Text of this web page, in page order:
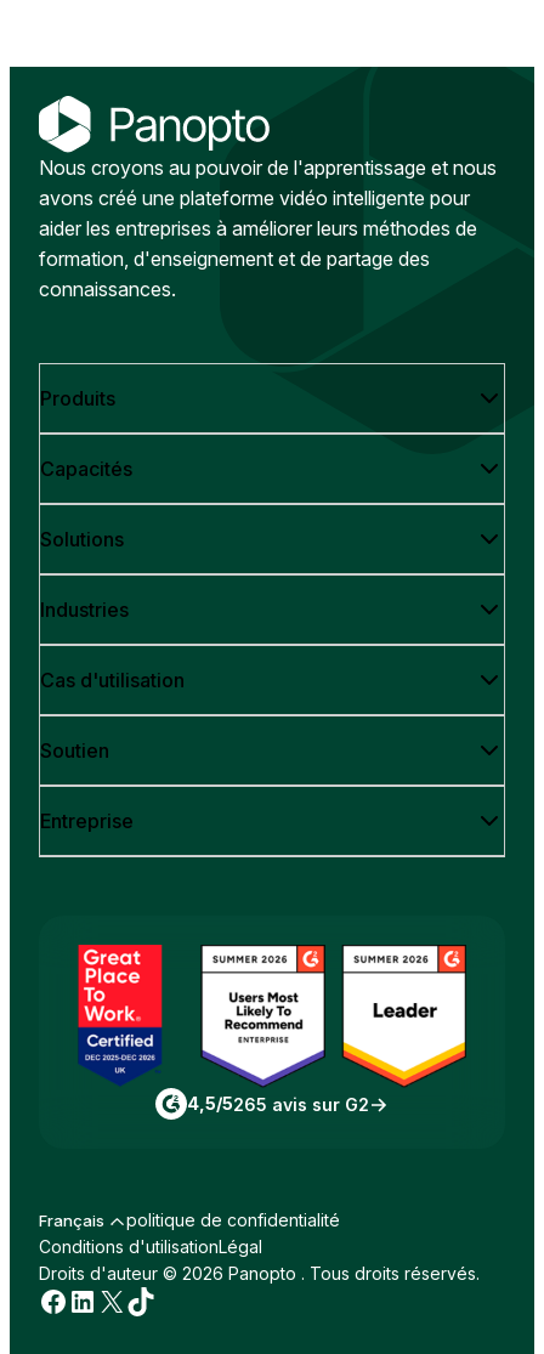
Nous croyons au pouvoir de l'apprentissage et nous
avons créé une plateforme vidéo intelligente pour
aider les entreprises à améliorer leurs méthodes de
formation, d'enseignement et de partage des
connaissances.
Produits
Capacités
Solutions
Industries
Cas d'utilisation
Soutien
Entreprise
4,5/5265 avis sur G2
Français
politique de confidentialité
Conditions d'utilisationLégal
Droits d'auteur © 2026 Panopto . Tous droits réservés.
Facebook
LinkedIn
X TikTok